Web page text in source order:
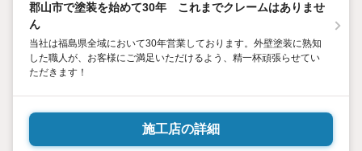
郡山市で塗装を始めて30年 これまでクレームはありませ
ん
当社は福島県全域において30年営業しております。外壁塗装に熟知
した職人が、お客様にご満足いただけるよう、精一杯頑張らせてい
ただきます！
施工店の詳細